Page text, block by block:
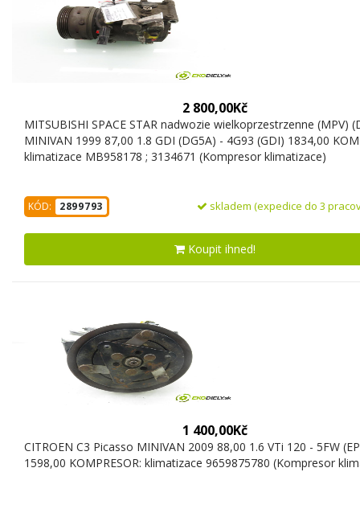
2 800,00Kč
MITSUBISHI SPACE STAR nadwozie wielkoprzestrzenne (MPV)
MINIVAN 1999 87,00 1.8 GDI (DG5A) - 4G93 (GDI) 1834,00
klimatizace MB958178 ; 3134671 (Kompresor klimatizace)
KÓD: 2899793 skladem (expedice do 3
Koupit ihned!
1 400,00Kč
CITROEN C3 Picasso MINIVAN 2009 88,00 1.6 VTi 120 - 5FW
1598,00 KOMPRESOR: klimatizace 9659875780 (Kompresor